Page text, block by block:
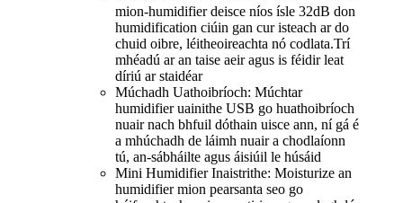
mion-humidifier deisce níos ísle 32dB don
humidification ciúin gan cur isteach ar do
chuid oibre, léitheoireachta nó codlata.Trí
mhéadú ar an taise aeir agus is féidir leat
díriú ar staidéar
Múchadh Uathoibríoch: Múchtar
humidifier uainithe USB go huathoibríoch
nuair nach bhfuil dóthain uisce ann, ní gá é
a mhúchadh de láimh nuair a chodlaíonn
tú, an-sábháilte agus áisiúil le húsáid
Mini Humidifier Inaistrithe: Moisturize an
humidifier mion pearsanta seo go